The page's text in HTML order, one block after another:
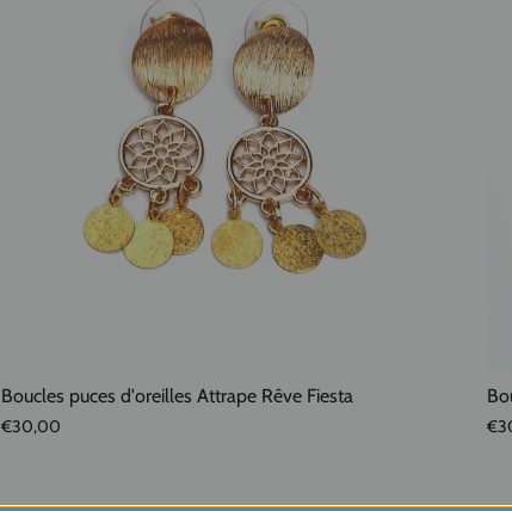
Boucles puces d'oreilles Attrape Rêve Fiesta
€30,00